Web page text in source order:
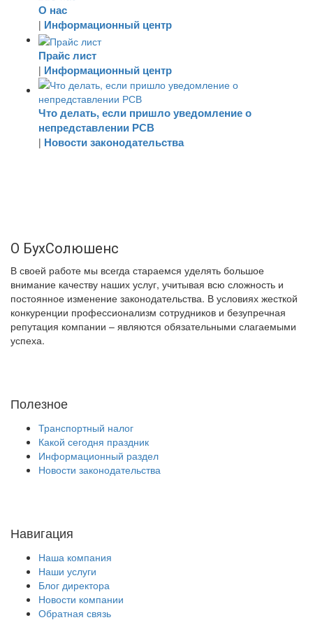
О нас
| Информационный центр
Прайс лист
| Информационный центр
Что делать, если пришло уведомление о
непредставлении РСВ
| Новости законодательства
О БухСолюшенс
В своей работе мы всегда стараемся уделять большое
внимание качеству наших услуг, учитывая всю сложность и
постоянное изменение законодательства. В условиях жесткой
конкуренции профессионализм сотрудников и безупречная
репутация компании – являются обязательными слагаемыми
успеха.
Полезное
Транспортный налог
Какой сегодня праздник
Информационный раздел
Новости законодательства
Навигация
Наша компания
Наши услуги
Блог директора
Новости компании
Обратная связь